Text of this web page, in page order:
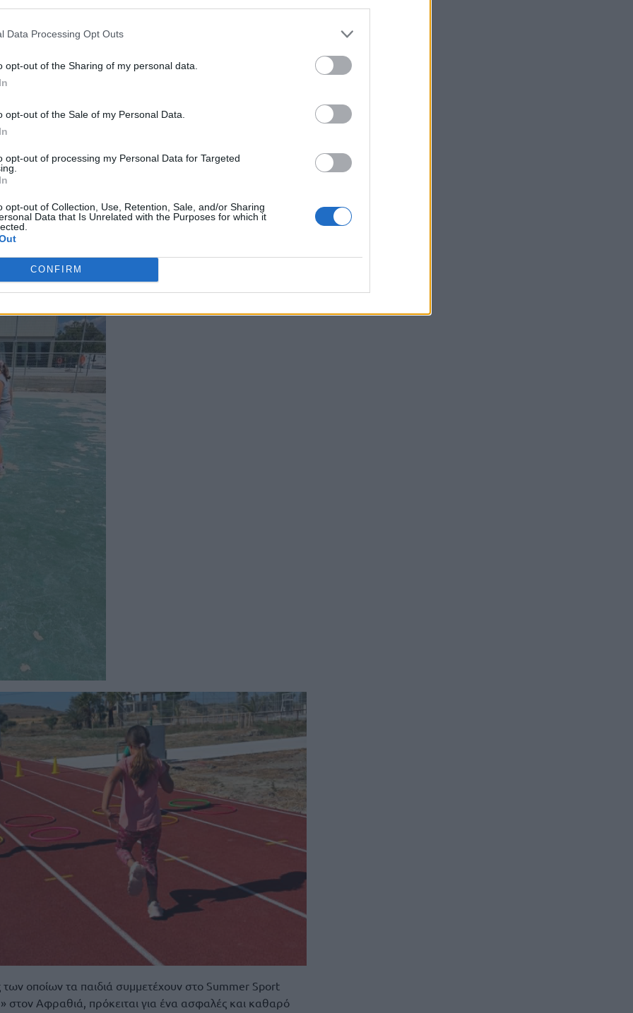
Data Processing Opt Outs
opt-out of the Sharing of my personal data.
opt-out of the Sale of my Personal Data.
opt-out of processing my Personal Data for Targeted
opt-out of Collection, Use, Retention, Sale, and/or Sharing
Data that Is Unrelated with the Purposes for which it
CONFIRM
Camp του Συλλόγου «ΤΟ ΜΕΛΛΟΝ» στον Αφραθιά που
14 Αυγούστου, συμμετέχουν 23 παιδιά, ηλικίας από 7
χώρο του Αφραθιά στις 8.30 το πρωί και
13.30 το μεσημέρι!
Στίβος, Βόλεϊ, Μπάσκετ, Τέννις, Πινγκ Πονγκ, Τοξοβολία
απολαμβάνουν και την πισίνα του Αθλητικού
οποίων τα παιδιά συμμετέχουν στο Summer Sport
Αφραθιά, πρόκειται για ένα ασφαλές και καθαρό